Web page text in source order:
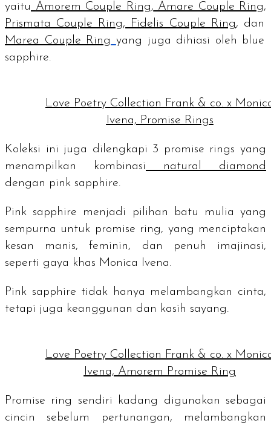
yaitu Amorem Couple Ring, Amare Couple Ring,
Prismata Couple Ring, Fidelis Couple Ring, dan
Marea Couple Ring yang juga dihiasi oleh blue
sapphire.
Love Poetry Collection Frank & co. x
Ivena, Promise Rings
Koleksi ini juga dilengkapi 3 promise rings yang
menampilkan kombinasi
natural diamond
dengan pink sapphire.
Pink sapphire menjadi pilihan batu mulia yang
sempurna untuk promise ring, yang menciptakan
kesan manis, feminin, dan penuh imajinasi,
seperti gaya khas Monica Ivena.
Pink sapphire tidak hanya melambangkan cinta,
tetapi juga keanggunan dan kasih sayang.
Love Poetry Collection Frank & co. x
Ivena, Amorem Promise Ring
Promise ring
sendiri kadang digunakan sebagai
cincin sebelum pertunangan, melambangkan